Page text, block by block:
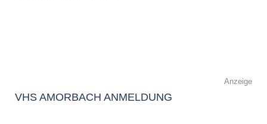
Anzeige
VHS AMORBACH ANMELDUNG